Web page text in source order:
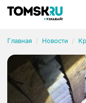
Главная Новости